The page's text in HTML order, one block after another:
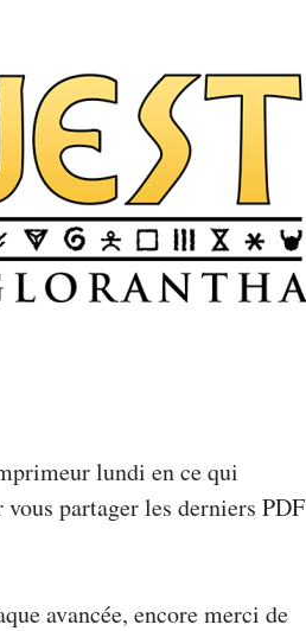
lundi en ce qui
partager les derniers PDF
avancée, encore merci de